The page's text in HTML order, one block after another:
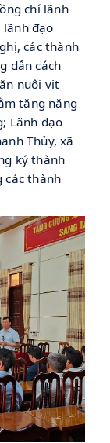
chí lãnh
lãnh đạo
các thành
dẫn cách
nuôi vịt
tăng năng
Lãnh đạo
Thủy, xã
ký thành
các thành